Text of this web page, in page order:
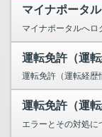
マイナポータルへロ
運転免許（運転経歴
エラーとその対処に